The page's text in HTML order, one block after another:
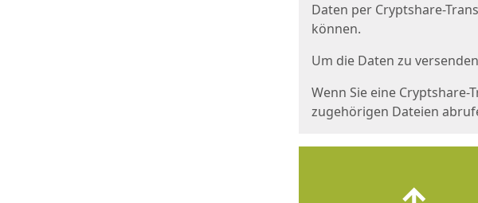
Daten per Cryptshare-
können.
Um die Daten zu
Wenn Sie eine
zugehörigen Dateien